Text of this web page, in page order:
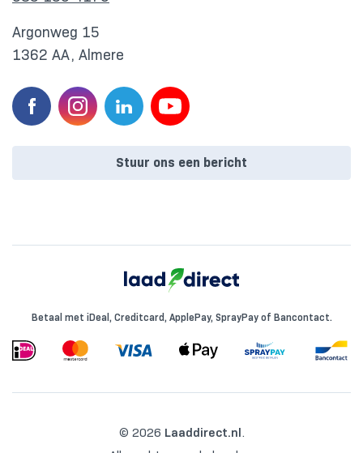
Argonweg 15
1362 AA, Almere
Stuur ons een bericht
Betaal met iDeal, Creditcard, ApplePay, SprayPay of Bancontact.
© 2026 Laaddirect.nl.